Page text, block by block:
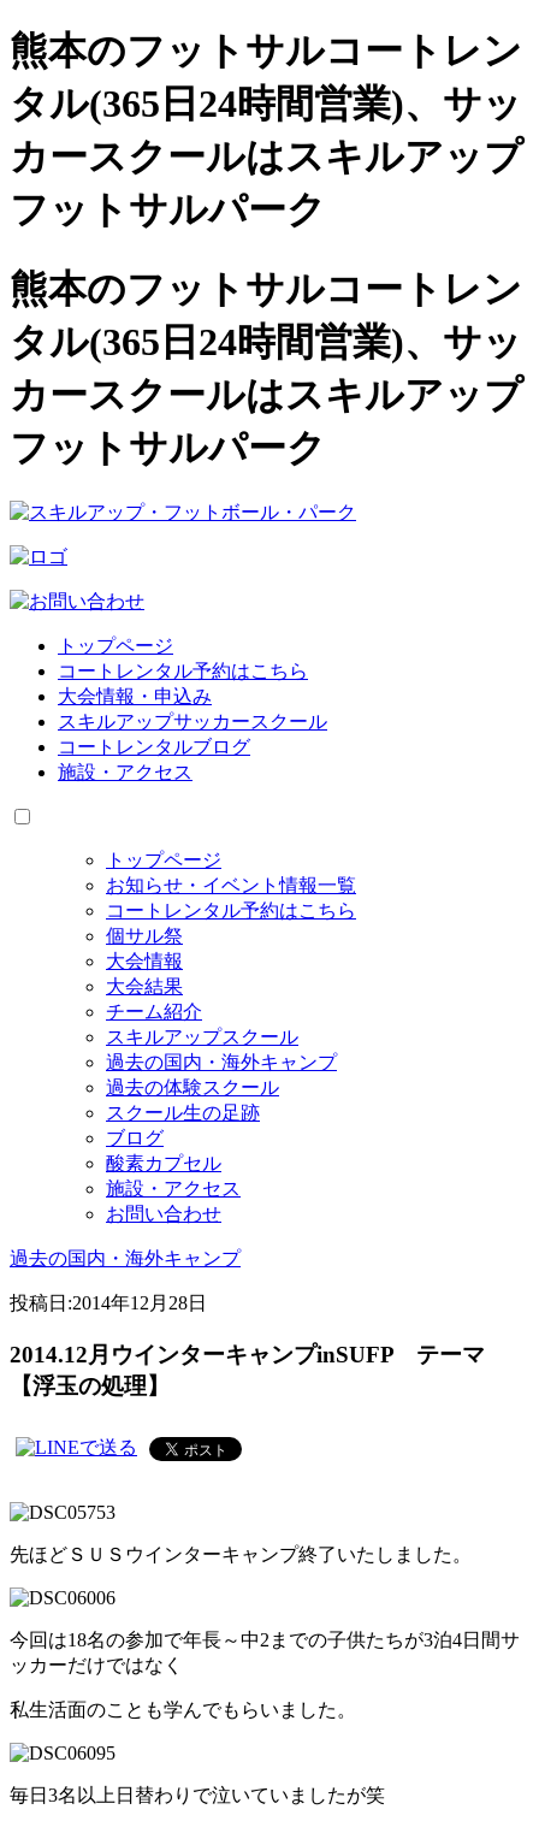
熊本のフットサルコートレン
タル(365日24時間営業)、 サッ
カースクールはスキルアップ
フットサルパーク
熊本のフットサルコートレン
タル(365日24時間営業)、サッ
カースクールはスキルアップ
フットサルパーク
トップページ
コートレンタル予約はこちら
大会情報・申込み
スキルアップサッカースクール
コートレンタルブログ
施設・アクセス
トップページ
お知らせ・イベント情報一覧
コートレンタル予約はこちら
個サル祭
大会情報
大会結果
チーム紹介
スキルアップスクール
過去の国内・海外キャンプ
過去の体験スクール
スクール生の足跡
ブログ
酸素カプセル
施設・アクセス
お問い合わせ
過去の国内・海外キャンプ
投稿日:2014年12月28日
2014.12月ウインターキャンプinSUFP テーマ
【浮玉の処理】
先ほどＳＵＳウインターキャンプ終了いたしました。
今回は18名の参加で年長～中2までの子供たちが3泊4日間サ
ッカーだけではなく
私生活面のことも学んでもらいました。
毎日3名以上日替わりで泣いていましたが笑